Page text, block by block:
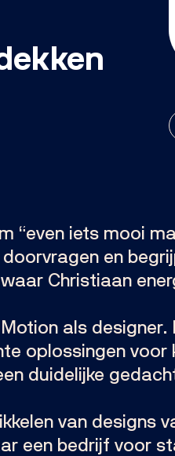
“even iets mooi
en
Christiaan
als designer.
oplossingen voor
duidelijke
van designs
een bedrijf voor